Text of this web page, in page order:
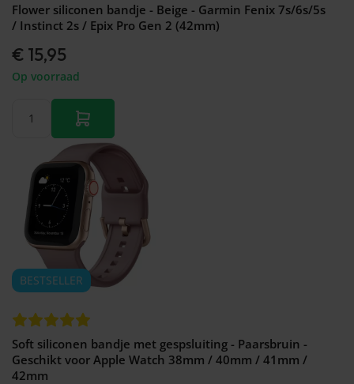
Flower siliconen bandje - Beige - Garmin Fenix 7s/6s/5s
/ Instinct 2s / Epix Pro Gen 2 (42mm)
€ 15,95
Op voorraad
BESTSELLER
Soft siliconen bandje met gespsluiting - Paarsbruin -
Geschikt voor Apple Watch 38mm / 40mm / 41mm /
42mm